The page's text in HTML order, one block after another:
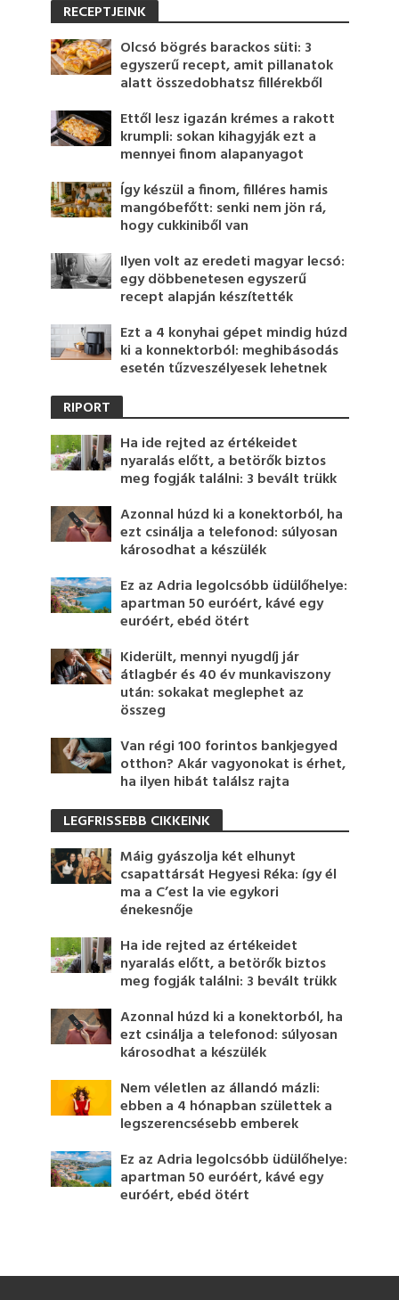
RECEPTJEINK
Olcsó bögrés barackos süti: 3
egyszerű recept, amit pillanatok
alatt összedobhatsz fillérekből
Ettől lesz igazán krémes a rakott
krumpli: sokan kihagyják ezt a
mennyei finom alapanyagot
Így készül a finom, filléres hamis
mangóbefőtt: senki nem jön rá,
hogy cukkiniből van
Ilyen volt az eredeti magyar lecsó:
egy döbbenetesen egyszerű
recept alapján készítették
Ezt a 4 konyhai gépet mindig húzd
ki a konnektorból: meghibásodás
esetén tűzveszélyesek lehetnek
RIPORT
Ha ide rejted az értékeidet
nyaralás előtt, a betörők biztos
meg fogják találni: 3 bevált trükk
Azonnal húzd ki a konektorból, ha
ezt csinálja a telefonod: súlyosan
károsodhat a készülék
Ez az Adria legolcsóbb üdülőhelye:
apartman 50 euróért, kávé egy
euróért, ebéd ötért
Kiderült, mennyi nyugdíj jár
átlagbér és 40 év munkaviszony
után: sokakat meglephet az
összeg
Van régi 100 forintos bankjegyed
otthon? Akár vagyonokat is érhet,
ha ilyen hibát találsz rajta
LEGFRISSEBB CIKKEINK
Máig gyászolja két elhunyt
csapattársát Hegyesi Réka: így él
ma a C’est la vie egykori
énekesnője
Ha ide rejted az értékeidet
nyaralás előtt, a betörők biztos
meg fogják találni: 3 bevált trükk
Azonnal húzd ki a konektorból, ha
ezt csinálja a telefonod: súlyosan
károsodhat a készülék
Nem véletlen az állandó mázli:
ebben a 4 hónapban születtek a
legszerencsésebb emberek
Ez az Adria legolcsóbb üdülőhelye:
apartman 50 euróért, kávé egy
euróért, ebéd ötért